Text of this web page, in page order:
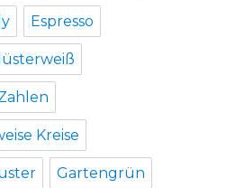
Espresso
Kreise
Gartengrün